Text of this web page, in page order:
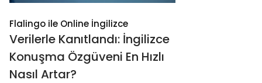
Flalingo ile Online İngilizce
Verilerle Kanıtlandı: İngilizce
Konuşma Özgüveni En Hızlı
Nasıl Artar?